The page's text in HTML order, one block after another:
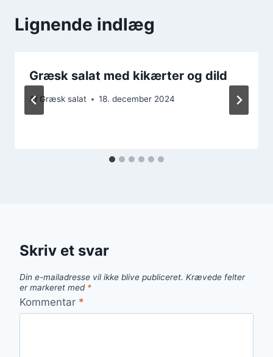
Lignende indlæg
Græsk salat med kikærter og dild
Af Græsk salat 18. december 2024
Skriv et svar
Din e-mailadresse vil ikke blive publiceret. Krævede felter
er markeret med *
Kommentar *